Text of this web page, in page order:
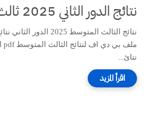
نتائج الدور الثاني 2025 ثالث متوسط الكرخ الاولى
نتائ...